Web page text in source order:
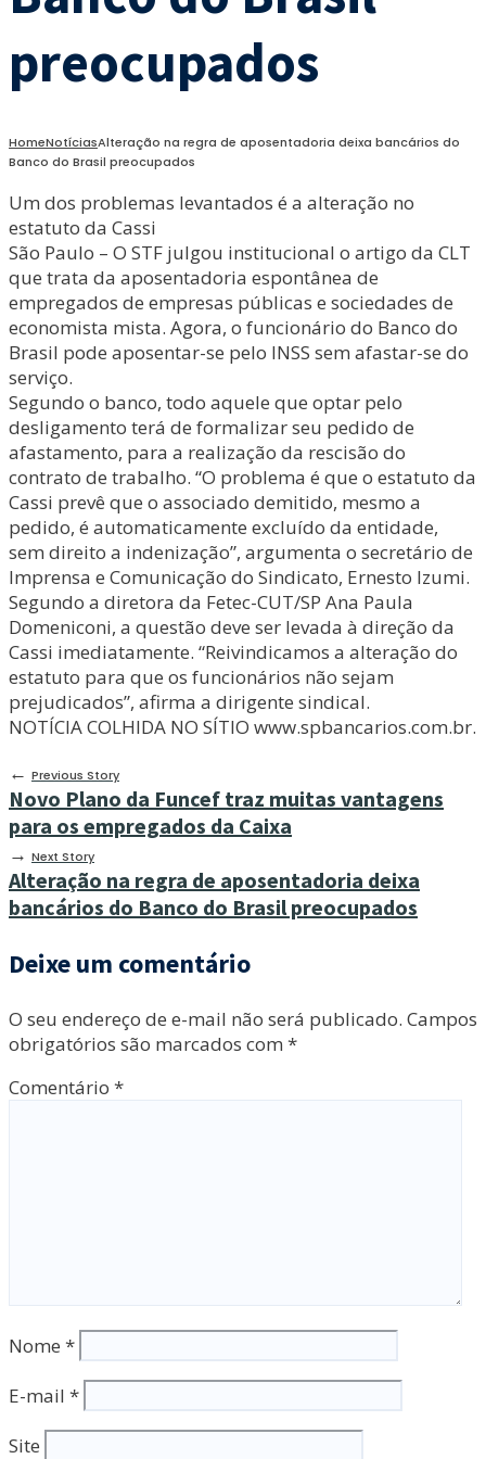
preocupados
HomeNotíciasAlteração na regra de aposentadoria deixa bancários do
Banco do Brasil preocupados
Um dos problemas levantados é a alteração no
estatuto da Cassi
São Paulo – O STF julgou institucional o artigo da CLT
que trata da aposentadoria espontânea de
empregados de empresas públicas e sociedades de
economista mista. Agora, o funcionário do Banco do
Brasil pode aposentar-se pelo INSS sem afastar-se do
serviço.
Segundo o banco, todo aquele que optar pelo
desligamento terá de formalizar seu pedido de
afastamento, para a realização da rescisão do
contrato de trabalho. “O problema é que o estatuto da
Cassi prevê que o associado demitido, mesmo a
pedido, é automaticamente excluído da entidade,
sem direito a indenização”, argumenta o secretário de
Imprensa e Comunicação do Sindicato, Ernesto Izumi.
Segundo a diretora da Fetec-CUT/SP Ana Paula
Domeniconi, a questão deve ser levada à direção da
Cassi imediatamente. “Reivindicamos a alteração do
estatuto para que os funcionários não sejam
prejudicados”, afirma a dirigente sindical.
NOTÍCIA COLHIDA NO SÍTIO www.spbancarios.com.br.
← Previous Story
Novo Plano da Funcef traz muitas vantagens
para os empregados da Caixa
→ Next Story
Alteração na regra de aposentadoria deixa
bancários do Banco do Brasil preocupados
Deixe um comentário
O seu endereço de e-mail não será publicado. Campos
obrigatórios são marcados com *
Comentário *
Nome *
E-mail *
Site